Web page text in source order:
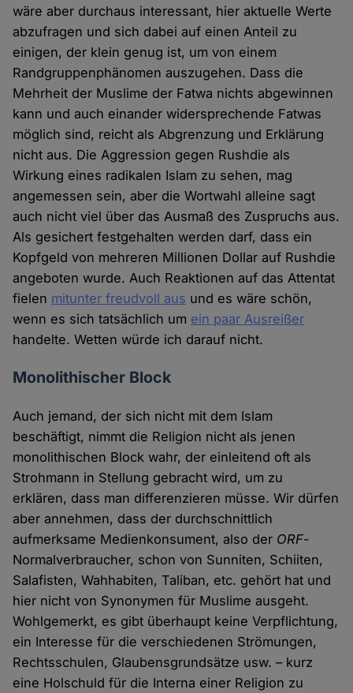
wäre aber durchaus interessant, hier aktuelle Werte
abzufragen und sich dabei auf einen Anteil zu
einigen, der klein genug ist, um von einem
Randgruppenphänomen auszugehen. Dass die
Mehrheit der Muslime der Fatwa nichts abgewinnen
kann und auch einander widersprechende Fatwas
möglich sind, reicht als Abgrenzung und Erklärung
nicht aus. Die Aggression gegen Rushdie als
Wirkung eines radikalen Islam zu sehen, mag
angemessen sein, aber die Wortwahl alleine sagt
auch nicht viel über das Ausmaß des Zuspruchs aus.
Als gesichert festgehalten werden darf, dass ein
Kopfgeld von mehreren Millionen Dollar auf Rushdie
angeboten wurde. Auch Reaktionen auf das Attentat
fielen mitunter freudvoll aus und es wäre schön,
wenn es sich tatsächlich um ein paar Ausreißer
handelte. Wetten würde ich darauf nicht.
Monolithischer Block
Auch jemand, der sich nicht mit dem Islam
beschäftigt, nimmt die Religion nicht als jenen
monolithischen Block wahr, der einleitend oft als
Strohmann in Stellung gebracht wird, um zu
erklären, dass man differenzieren müsse. Wir dürfen
aber annehmen, dass der durchschnittlich
aufmerksame Medienkonsument, also der ORF-
Normalverbraucher, schon von Sunniten, Schiiten,
Salafisten, Wahhabiten, Taliban, etc. gehört hat und
hier nicht von Synonymen für Muslime ausgeht.
Wohlgemerkt, es gibt überhaupt keine Verpflichtung,
ein Interesse für die verschiedenen Strömungen,
Rechtsschulen, Glaubensgrundsätze usw. – kurz
eine Holschuld für die Interna einer Religion zu